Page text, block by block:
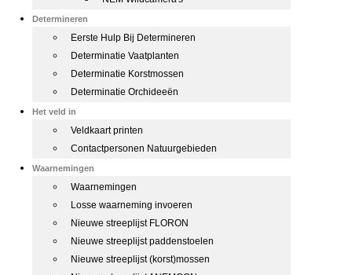
Determineren
Eerste Hulp Bij Determineren
Determinatie Vaatplanten
Determinatie Korstmossen
Determinatie Orchideeën
Het veld in
Veldkaart printen
Contactpersonen Natuurgebieden
Waarnemingen
Waarnemingen
Losse waarneming invoeren
Nieuwe streeplijst FLORON
Nieuwe streeplijst paddenstoelen
Nieuwe streeplijst (korst)mossen